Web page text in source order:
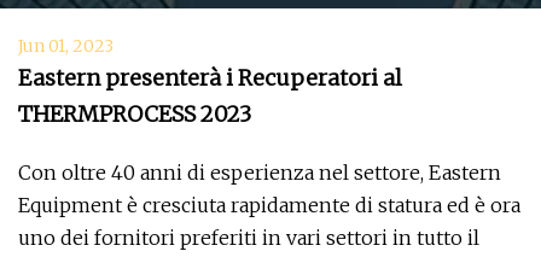
Jun 01, 2023
Eastern presenterà i Recuperatori al
THERMPROCESS 2023
Con oltre 40 anni di esperienza nel settore, Eastern
Equipment è cresciuta rapidamente di statura ed è ora
uno dei fornitori preferiti in vari settori in tutto il